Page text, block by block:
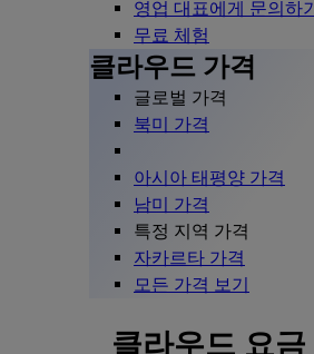
영업 대표에게 문의하기
무료 체험
클라우드 가격
글로벌 가격
북미 가격
아시아 태평양 가격
남미 가격
특정 지역 가격
자카르타 가격
모든 가격 보기
클라우드 요금